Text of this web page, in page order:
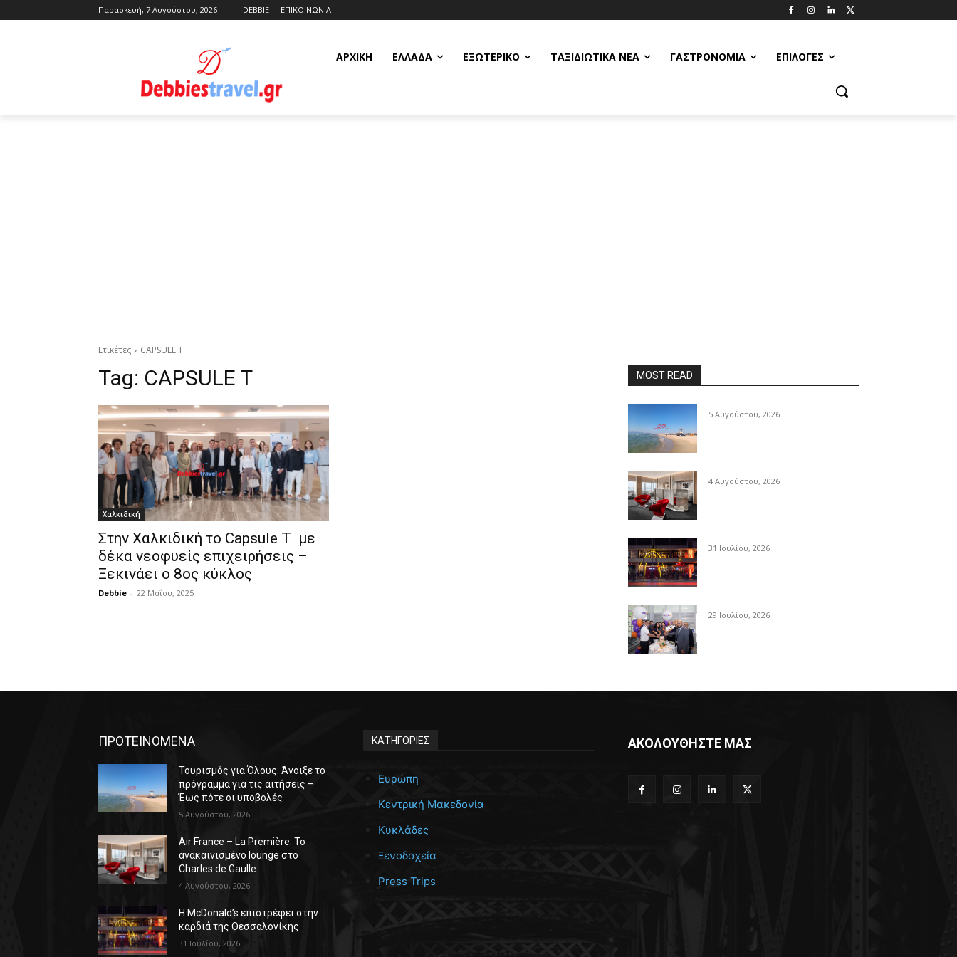
Παρασκευή, 7 Αυγούστου, 2026 DEBBIE ΕΠΙΚΟΙΝΩΝΙΑ
ΑΡΧΙΚΗ ΕΛΛΆΔΑ ΕΞΩΤΕΡΙΚΌ ΤΑΞΙΔΙΩΤΙΚΆ ΝΈΑ ΓΑΣΤΡΟΝΟΜΊΑ ΕΠΙΛΟΓΈΣ
Ετικέτες CAPSULE T
Tag: CAPSULE T
Χαλκιδική
Στην Χαλκιδική το Capsule T με
δέκα νεοφυείς επιχειρήσεις –
Ξεκινάει ο 8ος κύκλος
Debbie - 22 Μαΐου, 2025
MOST READ
5 Αυγούστου, 2026
4 Αυγούστου, 2026
31 Ιουλίου, 2026
29 Ιουλίου, 2026
ΠΡΟΤΕΙΝΟΜΕΝΑ
Τουρισμός για Όλους: Άνοιξε το
πρόγραμμα για τις αιτήσεις –
Έως πότε οι υποβολές
5 Αυγούστου, 2026
Air France – La Première: Το
ανακαινισμένο lounge στο
Charles de Gaulle
4 Αυγούστου, 2026
Η McDonald’s επιστρέφει στην
καρδιά της Θεσσαλονίκης
31 Ιουλίου, 2026
ΚΑΤΗΓΟΡΙΕΣ
Ευρώπη
Κεντρική Μακεδονία
Κυκλάδες
Ξενοδοχεία
Press Trips
ΑΚΟΛΟΥΘΗΣΤΕ ΜΑΣ